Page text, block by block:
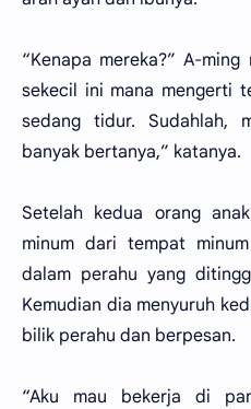
“Kenapa mereka?” A-
sekecil ini mana mengerti
sedang tidur. Sudahlah,
banyak bertanya,” katanya.
Setelah kedua orang
minum dari tempat
dalam perahu yang
Kemudian dia menyuruh
bilik perahu dan berpesan.
“Aku mau bekerja di